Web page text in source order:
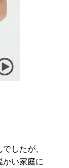
したが、
い家庭に